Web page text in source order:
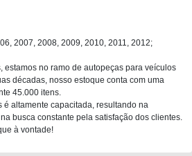
2007, 2008, 2009, 2010, 2011, 2012;
estamos no ramo de autopeças para veículos
décadas, nosso estoque conta com uma
45.000 itens.
é altamente capacitada, resultando na
busca constante pela satisfação dos clientes.
à vontade!